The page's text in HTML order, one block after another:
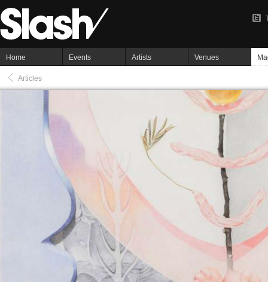
Home Events Artists Venues
Articles